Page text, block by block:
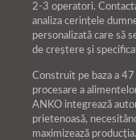
2-3 operatori.
analiza cerințele
personalizată care să
de creștere și
Construit pe baza a
procesare a
ANKO integrează
prietenoasă,
maximizează